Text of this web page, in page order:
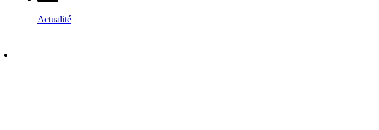
Actualité